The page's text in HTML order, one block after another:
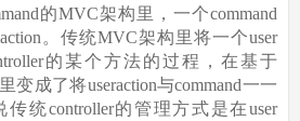
的MVC架构里，一个command
。传统MVC架构里将一个user
的某个方法的过程，在基于
变成了将useraction与command一一
统controller的管理方式是在user